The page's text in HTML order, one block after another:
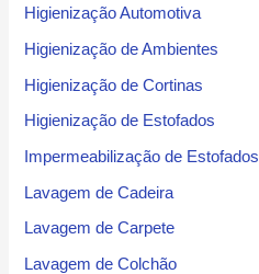
Higienização Automotiva
Higienização de Ambientes
Higienização de Cortinas
Higienização de Estofados
Impermeabilização de Estofados
Lavagem de Cadeira
Lavagem de Carpete
Lavagem de Colchão